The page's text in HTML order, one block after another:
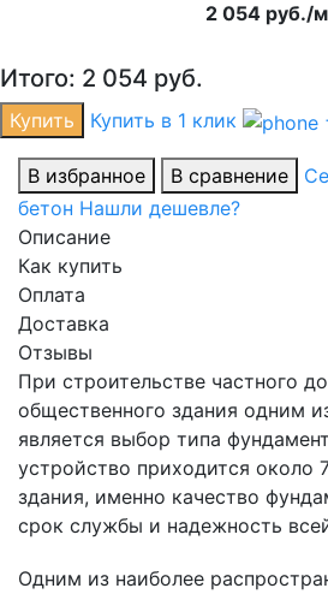
2 054 руб./
Итого: 2 054 руб.
Купить Купить в 1 клик
В избранное В сравнение
бетон Нашли дешевле?
Описание
Как купить
Оплата
Доставка
Отзывы
При строительстве частного
общественного здания одним
является выбор типа
устройство приходится около
здания, именно качество
срок службы и надежность
Одним из наиболее